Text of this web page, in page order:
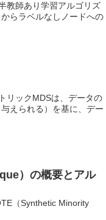
教師あり学習アルゴリズ
らラベルなしノードへの
リックMDSは、データの
えられる）を基に、デー
）の概要とアル
（Synthetic Minority